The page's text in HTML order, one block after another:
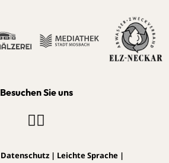
Besuchen Sie uns
Datenschutz | Leichte Sprache |